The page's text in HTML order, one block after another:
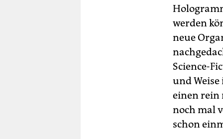
werden
neue
Science-
und
einen rein
noch mal
schon